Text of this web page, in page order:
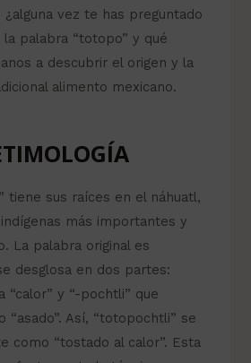
¿alguna vez te has preguntado
palabra “totopo” y qué
a descubrir el origen y la
alimento mexicano.
tiene sus raíces en el náhuatl,
más importantes y
La palabra original es
desglosa en dos partes:
“calor” y “-pochtli” que
“asado”. Así, “totopochtli” se
como “tostado al calor”. Esta